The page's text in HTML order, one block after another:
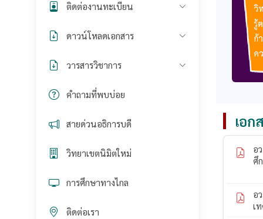
ติดต่องานทะเบียน
ดาวน์โหลดเอกสาร
วารสารวิชาการ
คำถามที่พบบ่อย
สายด่วนอธิการบดี
วิทยาเขตนิมิตใหม่
การศึกษาทางไกล
ติดต่อเรา
เอก
อ
ศึ
อ
เ